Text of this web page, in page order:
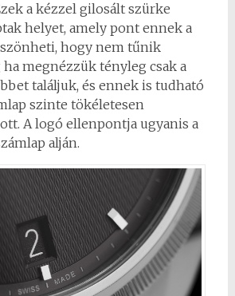
a kézzel gilosált szürke
helyet, amely pont ennek a
hogy nem tűnik
ha megnézzük tényleg csak a
találjuk, és ennek is tudható
szinte tökéletesen
A logó ellenpontja ugyanis a
alján.